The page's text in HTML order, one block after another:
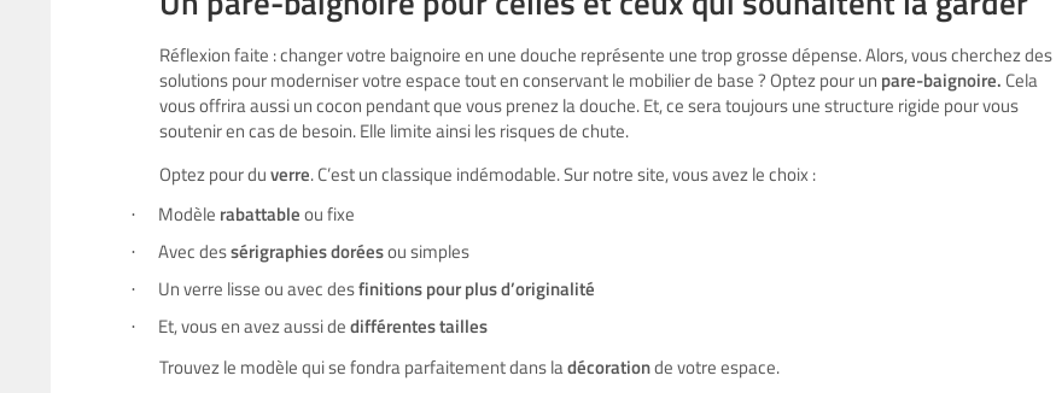
Réflexion faite : changer votre baignoire en une douche représente une trop grosse dépense. Alors, vous cherchez des
solutions pour moderniser votre espace tout en conservant le mobilier de base ? Optez pour un pare-baignoire. Cela
vous offrira aussi un cocon pendant que vous prenez la douche. Et, ce sera toujours une structure rigide pour vous
soutenir en cas de besoin. Elle limite ainsi les risques de chute.
Optez pour duverre. C’est un classique indémodable. Sur notre site, vous avez le choix :
· Modèle rabattableou fixe
· Avec dessérigraphies doréesou simples
· Un verre lisse ou avec desfinitions pour plus d’originalité
· Et, vous en avez aussi dedifférentes tailles
Trouvez le modèle qui se fondra parfaitement dans ladécorationde votre espace.